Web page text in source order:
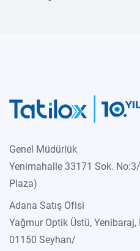
Genel Müdürlük
Yenimahalle 33171 Sok.
Plaza)
Adana Satış Ofisi
Yağmur Optik Üstü,
01150 Seyhan/